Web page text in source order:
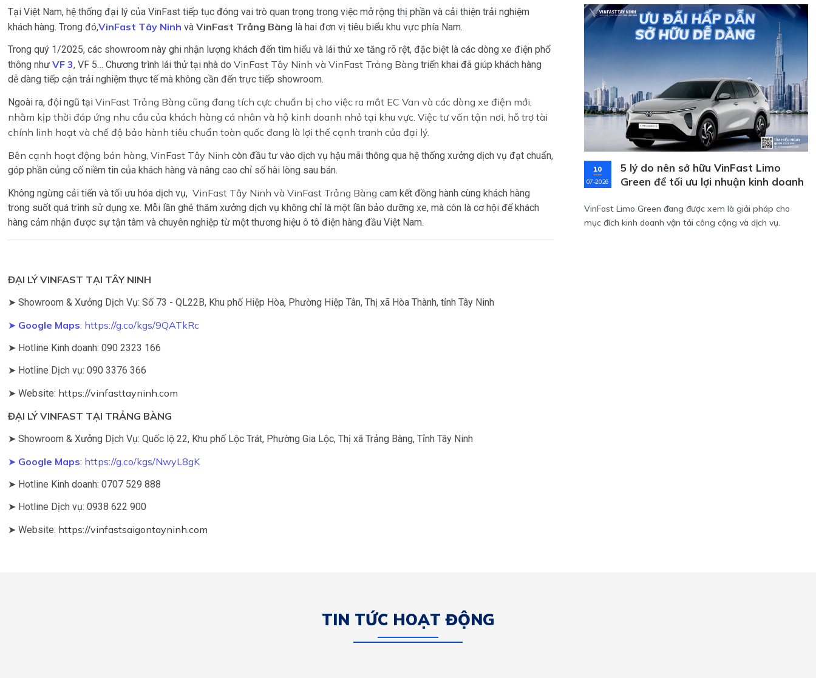
Tại Việt Nam, hệ thống đại lý của VinFast tiếp tục đóng vai trò quan trọng trong việc mở rộng thị phần và cải thiện trải nghiệm
khách hàng. Trong đó,VinFast Tây Ninh vàVinFast Trảng Bàng là hai đơn vị tiêu biểu khu vực phía Nam.
Trong quý 1/2025, các showroom này ghi nhận lượng khách đến tìm hiểu và lái thử xe tăng rõ rệt, đặc biệt là các dòng xe điện phổ
thông nhưVF 3, VF 5… Chương trình lái thử tại nhà doVinFast Tây Ninh và VinFast Trảng Bàng triển khai đã giúp khách hàng
dễ dàng tiếp cận trải nghiệm thực tế mà không cần đến trực tiếp showroom.
Ngoài ra, đội ngũ tạiVinFast Trảng Bàng cũng đang tích cực chuẩn bị cho việc ra mắt EC Van và các dòng xe điện mới,
nhằm kịp thời đáp ứng nhu cầu của khách hàng cá nhân và hộ kinh doanh nhỏ tại khu vực. Việc tư vấn tận nơi, hỗ trợ tài
chính linh hoạt và chế độ bảo hành tiêu chuẩn toàn quốc đang là lợi thế cạnh tranh của đại lý.
Bên cạnh hoạt động bán hàng, VinFast Tây Ninhcòn đầu tư vào dịch vụ hậu mãi thông qua hệ thống xưởng dịch vụ đạt chuẩn,
góp phần củng cố niềm tin của khách hàng và nâng cao chỉ số hài lòng sau bán.
Không ngừng cải tiến và tối ưu hóa dịch vụ,VinFast Tây Ninh và VinFast Trảng Bàng cam kết đồng hành cùng khách hàng
trong suốt quá trình sử dụng xe. Mỗi lần ghé thăm xưởng dịch vụ không chỉ là một lần bảo dưỡng xe, mà còn là cơ hội để khách
hàng cảm nhận được sự tận tâm và chuyên nghiệp từ một thương hiệu ô tô điện hàng đầu Việt Nam.
ĐẠI LÝ VINFAST TẠI TÂY NINH
➤ Showroom & Xưởng Dịch Vụ: Số 73 - QL22B, Khu phố Hiệp Hòa, Phường Hiệp Tân, Thị xã Hòa Thành, tỉnh Tây Ninh
➤ Google Maps: https://g.co/kgs/9QATkRc
➤ Hotline Kinh doanh: 090 2323 166
➤ Hotline Dịch vụ: 090 3376 366
➤ Website: https://vinfasttayninh.com
ĐẠI LÝ VINFAST TẠI TRẢNG BÀNG
➤ Showroom & Xưởng Dịch Vụ: Quốc lộ 22, Khu phố Lộc Trát, Phường Gia Lộc, Thị xã Trảng Bàng, Tỉnh Tây Ninh
➤ Google Maps: https://g.co/kgs/NwyL8gK
➤ Hotline Kinh doanh: 0707 529 888
➤ Hotline Dịch vụ: 0938 622 900
➤ Website: https://vinfastsaigontayninh.com
này lại là người bạn đồng hành điểm 10 cho tổ ấm của
bạn và cập nhật bảng giá lăn bánh MPV 7 mới nhất.
10
07-2026
5 lý do nên sở hữu VinFast Limo
Green để tối ưu lợi nhuận kinh doanh
VinFast Limo Green đang được xem là giải pháp cho
mục đích kinh doanh vận tải công cộng và dịch vụ.
TIN TỨC HOẠT ĐỘNG